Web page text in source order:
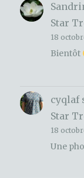
Star
18
Bientôt
cyqlaf
Star
18
Une